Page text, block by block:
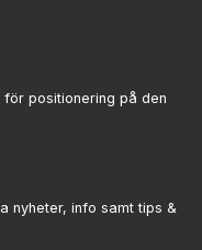
för positionering på den
nyheter, info samt tips &